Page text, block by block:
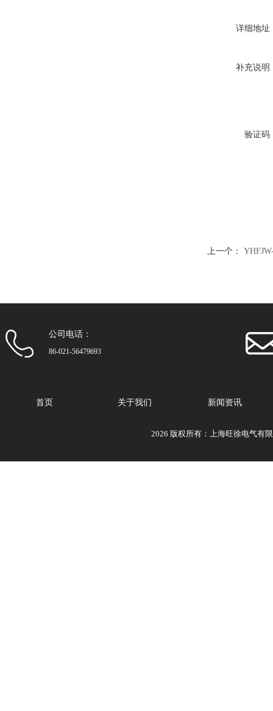
详细地址
补充说明
验证码
上一个：
公司电话：
86-021-56479693
首页 关于我们 新闻资讯
2026 版权所有：上海旺徐电气有